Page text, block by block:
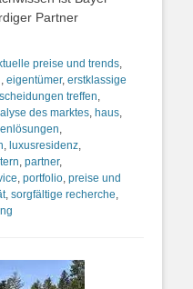
Partner
preise und trends,
, eigentümer, erstklassige
treffen,
des marktes, haus,
,
, luxusresidenz,
, partner,
, portfolio, preise und
, sorgfältige recherche,